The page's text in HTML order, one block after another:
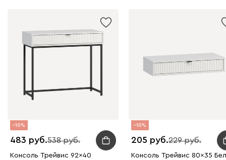
10
483 538
Консоль Трейвис 92x40
10
205 229
Консоль Трейвис 80x35